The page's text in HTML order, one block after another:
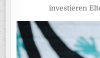
investieren